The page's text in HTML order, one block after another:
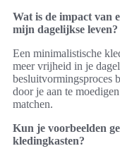
Wat is de impact van
mijn dagelijkse leven?
Een minimalistische
meer vrijheid in je
besluitvormingsproces
door je aan te
matchen.
Kun je voorbeelden
kledingkasten?